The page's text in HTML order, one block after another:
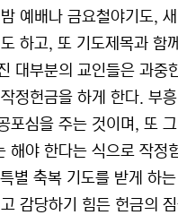
예배나 금요철야기도,
하고, 또 기도제목과
대부분의 교인들은 과중
정헌금을 하게 한다. 부
포심을 주는 것이며, 또
야 한다는 식으로 작정
별 축복 기도를 받게 하
감당하기 힘든 헌금의